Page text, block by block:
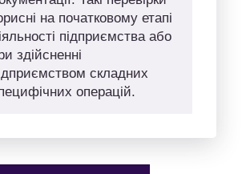
на початковому етапі
підприємства або
здійсненні
складних
операцій.